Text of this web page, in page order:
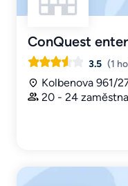
ConQuest
3.5 (1
Kolbenova 961/
20 - 24